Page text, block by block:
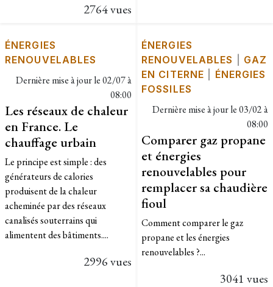
2764 vues
ÉNERGIES
RENOUVELABLES
Dernière mise à jour le02/07 à
08:00
Les réseaux de chaleur
en France. Le
chauffage urbain
Le principe est simple : des
générateurs de calories
produisent de la chaleur
acheminée par des réseaux
canalisés souterrains qui
alimentent des bâtiments....
2996 vues
ÉNERGIES
RENOUVELABLES
GAZ
EN CITERNE
ÉNERGIES
FOSSILES
Dernière mise à jour le03/02 à
08:00
Comparer gaz propane
et énergies
renouvelables pour
remplacer sa chaudière
fioul
Comment comparer le gaz
propane et les énergies
renouvelables ?...
3041 vues